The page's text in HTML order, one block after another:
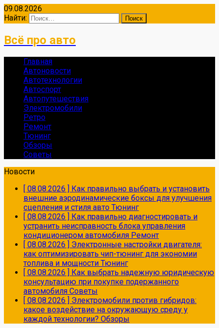
09.08.2026
Найти:
Всё про авто
Главная
Автоновости
Автотехнологии
Автоспорт
Автопутешествия
Электромобили
Ретро
Ремонт
Тюнинг
Обзоры
Советы
Новости
[ 08.08.2026 ] Как правильно выбрать и установить
внешние аэродинамические боксы для улучшения
сцепления и стиля авто Тюнинг
[ 08.08.2026 ] Как правильно диагностировать и
устранить неисправность блока управления
кондиционером автомобиля Ремонт
[ 08.08.2026 ] Электронные настройки двигателя:
как оптимизировать чип-тюнинг для экономии
топлива и мощности Тюнинг
[ 08.08.2026 ] Как выбрать надежную юридическую
консультацию при покупке подержанного
автомобиля Советы
[ 08.08.2026 ] Электромобили против гибридов:
какое воздействие на окружающую среду у
каждой технологии? Обзоры